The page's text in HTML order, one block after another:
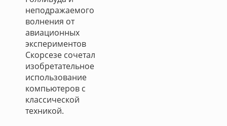
неподражаемого
волнения от
авиационных
экспериментов
Скорсезе сочетал
изобретательное
использование
компьютеров с
классической
техникой.